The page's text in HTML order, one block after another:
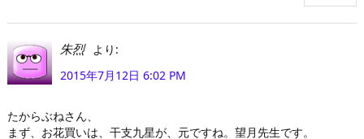
朱烈
より:
2015年7月12日 6:02 PM
たからぶねさん、
まず、お花買いは、干支九星が、元ですね。望月先生です。